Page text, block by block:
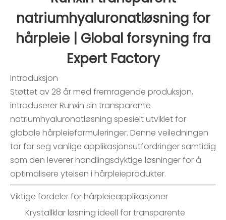
natriumhyaluronatløsning for
hårpleie | Global forsyning fra
Expert Factory
Introduksjon
Støttet av 28 år med fremragende produksjon,
introduserer Runxin sin transparente
natriumhyaluronatløsning spesielt utviklet for
globale hårpleieformuleringer. Denne veiledningen
tar for seg vanlige applikasjonsutfordringer samtidig
som den leverer handlingsdyktige løsninger for å
optimalisere ytelsen i hårpleieprodukter.
Viktige fordeler for hårpleieapplikasjoner
Krystallklar løsning ideell for transparente